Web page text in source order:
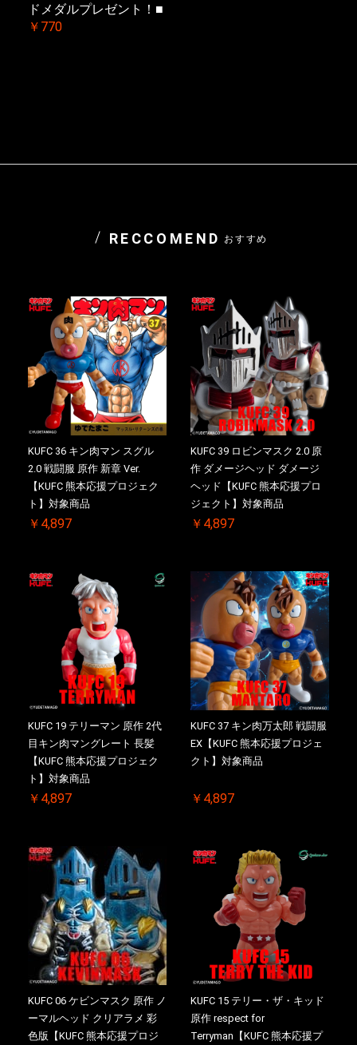
ドメダルプレゼント！■
￥770
RECCOMEND おすすめ
KUFC 36 キン肉マン スグル
2.0 戦闘服 原作 新章 Ver.
【KUFC 熊本応援プロジェク
ト】対象商品
￥4,897
KUFC 39 ロビンマスク 2.0 原
作 ダメージヘッド ダメージ
ヘッド【KUFC 熊本応援プロ
ジェクト】対象商品
￥4,897
KUFC 19 テリーマン 原作 2代
目キン肉マングレート 長髪
【KUFC 熊本応援プロジェク
ト】対象商品
￥4,897
KUFC 37 キン肉万太郎 戦闘服
EX【KUFC 熊本応援プロジェ
クト】対象商品
￥4,897
KUFC 06 ケビンマスク 原作 ノ
ーマルヘッド クリアラメ 彩
色版【KUFC 熊本応援プロジ
KUFC 15 テリー・ザ・キッド
原作 respect for
Terryman【KUFC 熊本応援プ